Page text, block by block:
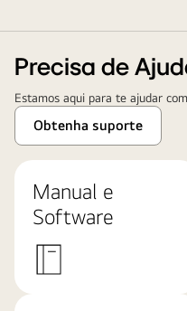
Precisa de
Estamos aqui para te ajudar
Obtenha suporte
Manual e
Software